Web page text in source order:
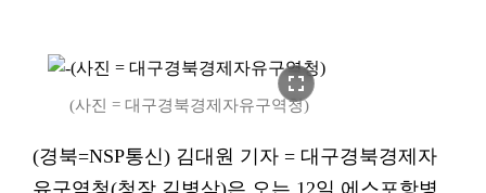
fullscreen
(사진 = 대구경북경제자유구역청)
(경북=NSP통신) 김대원 기자 = 대구경북경제자
유구역청(청장 김병삼)은 오는 12일 에스포항병